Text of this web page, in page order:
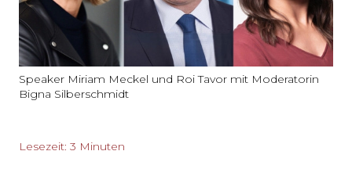
Speaker Miriam Meckel und Roi Tavor mit Moderatorin
Bigna Silberschmidt
Lesezeit: 3 Minuten